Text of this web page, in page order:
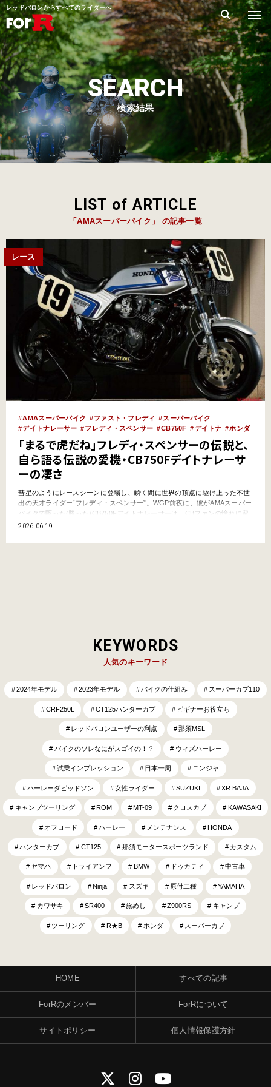
レッドバロンからすべてのライダーへ
SEARCH
検索結果
LIST of ARTICLE
「AMAスーパーバイク」 の記事一覧
レース
AMAスーパーバイク ファスト・フレディ
スーパーバイク
デイトナレーサー
フレディ・スペンサー CB750F デイトナ ホンダ
「まるで虎だね」フレディ・スペンサーの伝説と、
自ら語る伝説の愛機・CB750Fデイトナレーサ
ーの凄さ
彗星のようにレースシーンに登場し、瞬く間に世界の頂点に駆け上った不世
出の天才ライダー“フレディ・スペンサー”。WGP前夜に、彼がAMAスーパー
バイクで駆った(勝った)CB750Fデイトナレーサーは、CBファンの憧れに留
まらず、空冷4発カスタムを牽引した偉大な存在でもある。あらためて、伝
の世界GPでの大…
2026.06.19
KEYWORDS
人気のキーワード
2024年モデル 2023年モデル バイクの仕組み スーパーカブ110
CRF250L CT125ハンターカブ ビギナーお役立ち
レッドバロンユーザーの利点 那須MSL
バイクのソレなにがスゴイの！？ ウィズハーレー
試乗インプレッション 日本一周 ニンジャ
ハーレーダビッドソン 女性ライダー SUZUKI XR BAJA
キャンプツーリング ROM MT-09 クロスカブ KAWASAKI
オフロード ハーレー メンテナンス HONDA
ハンターカブ CT125 那須モータースポーツランド カスタム
ヤマハ トライアンフ BMW ドゥカティ 中古車
レッドバロン Ninja スズキ 原付二種 YAMAHA
カワサキ SR400 旅めし Z900RS キャンプ
ツーリング R★B ホンダ スーパーカブ
HOME すべての記事
ForRのメンバー ForRについて
サイトポリシー 個人情報保護方針